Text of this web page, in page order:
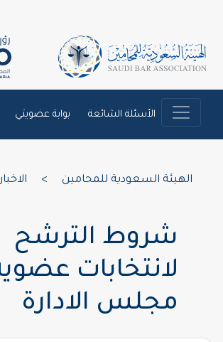
الأسئلة الشائعة بوابة عضويتي
الهيئة السعودية للمحامين الاخبار
شروط الترشح
لانتخابات عضوية
مجلس الادارة